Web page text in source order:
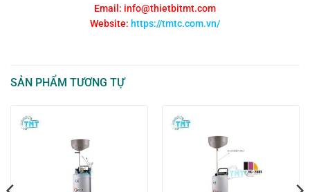
Email: info@thietbitmt.com
Website: https://tmtc.com.vn/
SẢN PHẨM TƯƠNG TỰ